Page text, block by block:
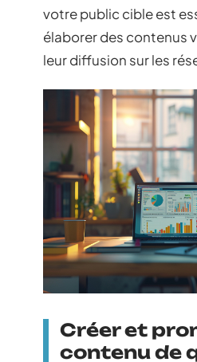
votre public cible est
élaborer des contenus
leur diffusion sur les
Créer et
contenu de